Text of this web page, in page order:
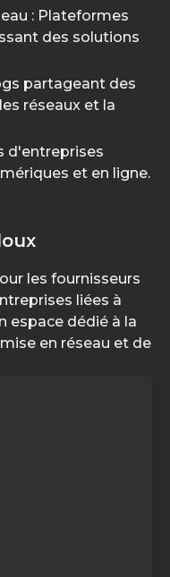
: Plateformes
des solutions
partageant des
réseaux et la
d'entreprises
et en ligne.
les fournisseurs
liées à
espace dédié à la
en réseau et de